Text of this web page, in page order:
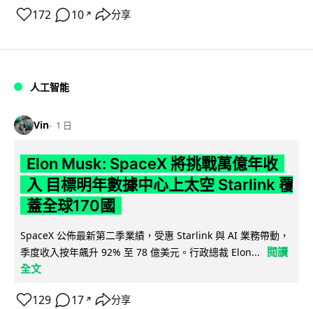
172 10 ↗ 分享
人工智能
Vin 1 日
Elon Musk: SpaceX 將挑戰萬億年收
入 目標明年數據中心上太空 Starlink 覆
蓋全球170國
SpaceX 公佈最新第二季業績，受惠 Starlink 與 AI 業務帶動，
季度收入按年飆升 92% 至 78 億美元。行政總裁 Elon...
閱讀
全文
129 17 ↗ 分享